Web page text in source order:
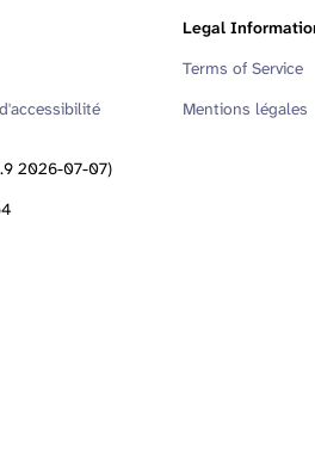
Legal
Terms of Service
Mentions légales
2026-07-07)